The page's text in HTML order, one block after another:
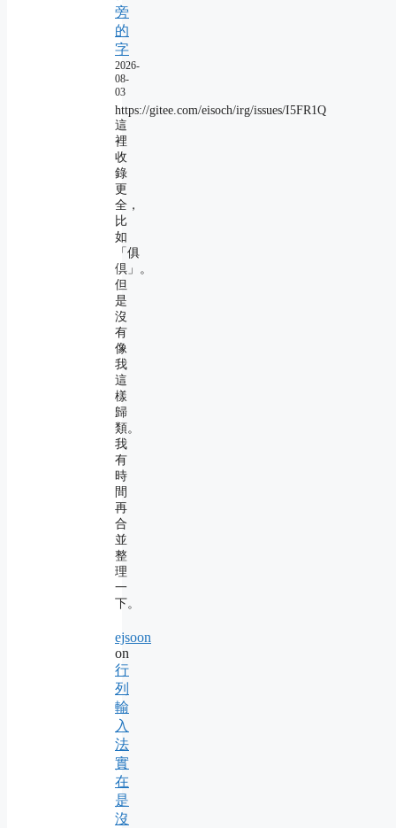
旁
的
字
2026-
08-
03
https://gitee.com/eisoch/irg/issues/I5FR1Q
這
裡
收
錄
更
全，
比
如
「俱
倶」。
但
是
沒
有
像
我
這
樣
歸
類。
我
有
時
間
再
合
並
整
理
一
下。
ejsoon
on
行
列
輸
入
法
實
在
是
沒